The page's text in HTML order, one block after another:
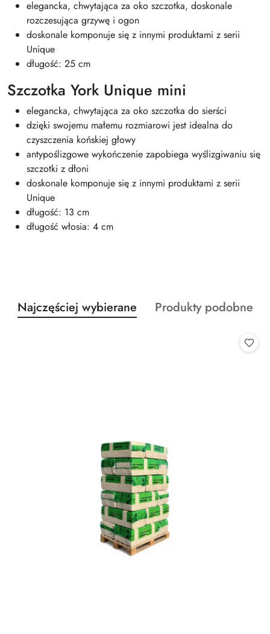
elegancka, chwytająca za oko szczotka, doskonale
rozczesująca grzywę i ogon
doskonale komponuje się z innymi produktami z serii
Unique
długość: 25 cm
Szczotka York Unique mini
elegancka, chwytająca za oko szczotka do sierści
dzięki swojemu małemu rozmiarowi jest idealna do
czyszczenia końskiej głowy
antypoślizgowe wykończenie zapobiega wyślizgiwaniu się
szczotki z dłoni
doskonale komponuje się z innymi produktami z serii
Unique
długość: 13 cm
długość włosia: 4 cm
Pomiń karuzelę produktów
Produkty
o
Najczęściej wybierane
Produkty
Produkty podobne